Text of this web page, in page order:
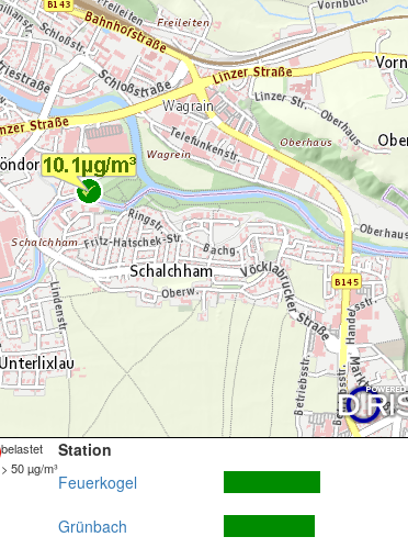
belastet
> 50 µg/m³
Station
Feuerkogel
Grünbach